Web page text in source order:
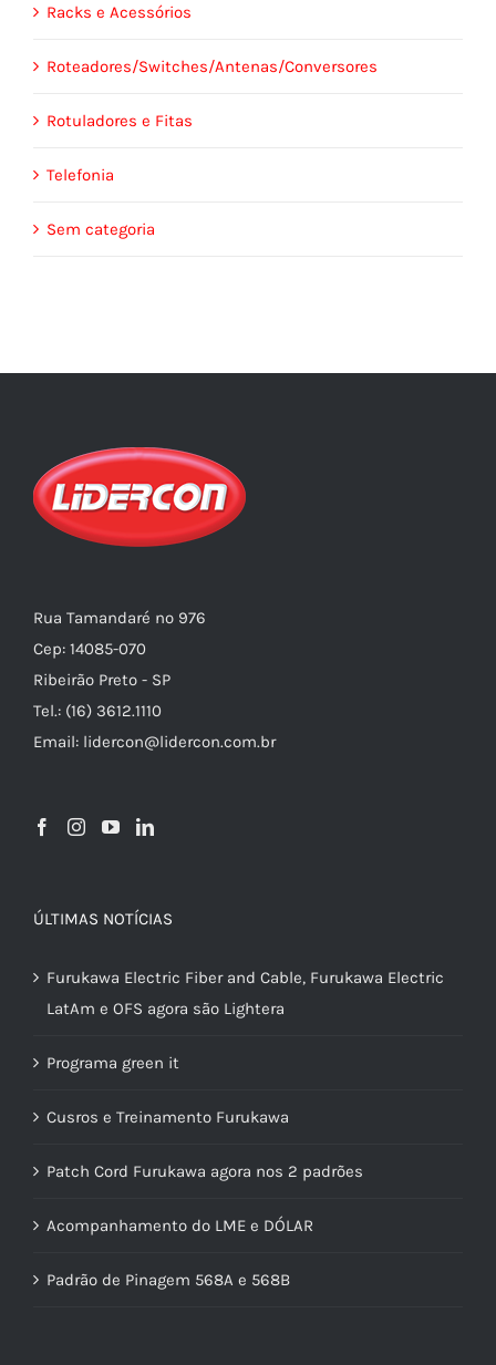
Racks e Acessórios
Roteadores/Switches/Antenas/Conversores
Rotuladores e Fitas
Telefonia
Sem categoria
Rua Tamandaré nº 976
Cep: 14085-070
Ribeirão Preto - SP
Tel.: (16) 3612.1110
Email: lidercon@lidercon.com.br
ÚLTIMAS NOTÍCIAS
Furukawa Electric Fiber and Cable, Furukawa Electric
LatAm e OFS agora são Lightera
Programa green it
Cusros e Treinamento Furukawa
Patch Cord Furukawa agora nos 2 padrões
Acompanhamento do LME e DÓLAR
Padrão de Pinagem 568A e 568B